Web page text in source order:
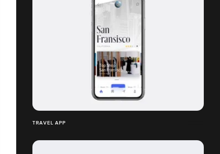
TRAVEL APP